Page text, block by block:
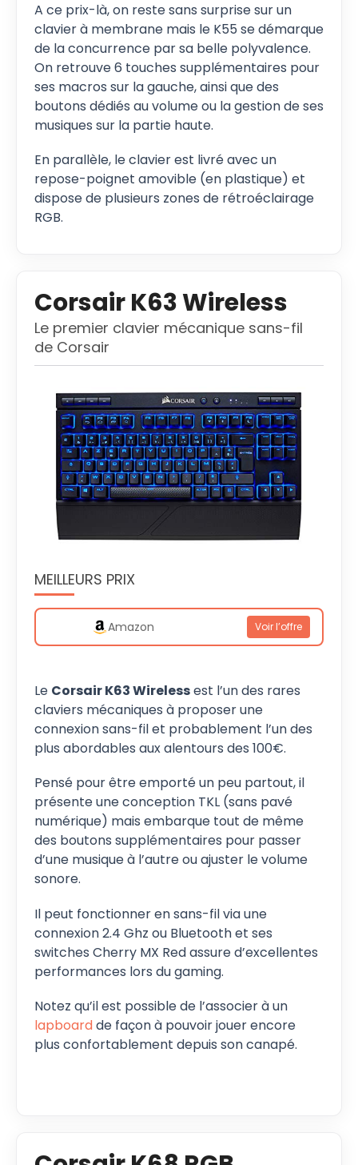
A ce prix-là, on reste sans surprise sur un
clavier à membrane mais le K55 se démarque
de la concurrence par sa belle polyvalence.
On retrouve 6 touches supplémentaires pour
ses macros sur la gauche, ainsi que des
boutons dédiés au volume ou la gestion de ses
musiques sur la partie haute.
En parallèle, le clavier est livré avec un
repose-poignet amovible (en plastique) et
dispose de plusieurs zones de rétroéclairage
RGB.
Corsair K63 Wireless
Le premier clavier mécanique sans-fil
de Corsair
MEILLEURS PRIX
Amazon Voir l’offre
Le Corsair K63 Wirelessest l’un des rares
claviers mécaniques à proposer une
connexion sans-fil et probablement l’un des
plus abordables aux alentours des 100€.
Pensé pour être emporté un peu partout, il
présente une conception TKL (sans pavé
numérique) mais embarque tout de même
des boutons supplémentaires pour passer
d’une musique à l’autre ou ajuster le volume
sonore.
Il peut fonctionner en sans-fil via une
connexion 2.4 Ghz ou Bluetooth et ses
switches Cherry MX Red assure d’excellentes
performances lors du gaming.
Notez qu’il est possible de l’associer à un
lapboardde façon à pouvoir jouer encore
plus confortablement depuis son canapé.